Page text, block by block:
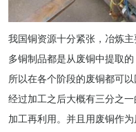
我国铜资源十分紧张，冶炼
多铜制品都是从废铜中提取
所以在各个阶段的废铜都可
经过加工之后大概有三分之
加工再利用。并且用废铜作